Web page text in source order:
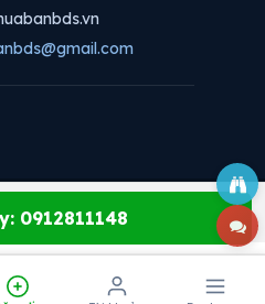
0912811148